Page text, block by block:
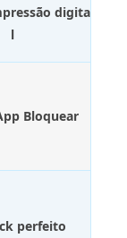
digita
l
Bloquear
perfeito